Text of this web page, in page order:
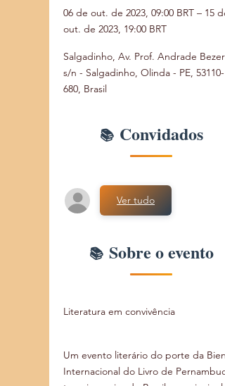
06 de out. de 2023, 09:00 BRT – 15 de
out. de 2023, 19:00 BRT
Salgadinho, Av. Prof. Andrade
s/n - Salgadinho, Olinda - PE, 53110-
680, Brasil
Convidados
Ver tudo
Sobre o evento
Um evento literário do porte da
Internacional do Livro de